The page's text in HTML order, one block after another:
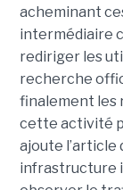
acheminant
intermédiaire
rediriger les
recherche
finalement les
cette activité
ajoute l’article
infrastructure